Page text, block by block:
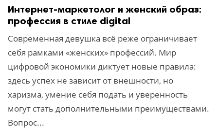
Интернет-маркетолог и женский образ:
профессия в стиле digital
Современная девушка всё реже ограничивает
себя рамками «женских» профессий. Мир
цифровой экономики диктует новые правила:
здесь успех не зависит от внешности, но
харизма, умение себя подать и уверенность
могут стать дополнительными преимуществами.
Вопрос...